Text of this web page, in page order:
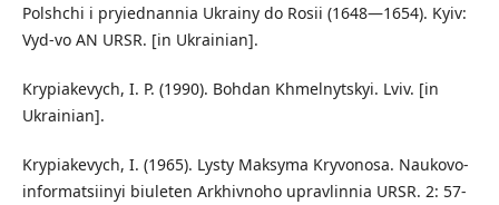
Polshchi i pryiednannia Ukrainy do Rosii (1648—1654). Kyiv:
Vyd-vo AN URSR. [in Ukrainian].
Krypiakevych, I. P. (1990). Bohdan Khmelnytskyi. Lviv. [in
Ukrainian].
Krypiakevych, I. (1965). Lysty Maksyma Kryvonosa. Naukovo-
informatsiinyi biuleten Arkhivnoho upravlinnia URSR. 2: 57-